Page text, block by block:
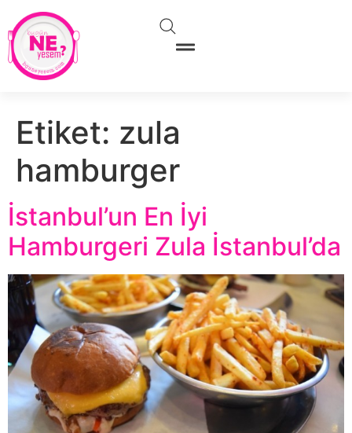
Etiket: zula
hamburger
İstanbul’un En İyi
Hamburgeri Zula İstanbul’da